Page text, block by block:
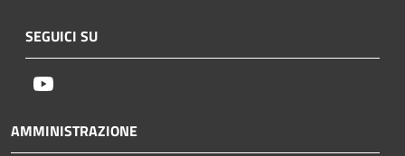
SEGUICI SU
AMMINISTRAZIONE